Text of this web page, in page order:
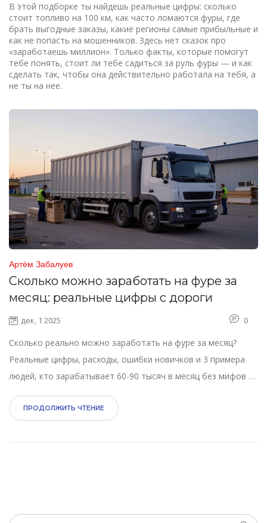
В этой подборке ты найдешь реальные цифры: сколько
стоит топливо на 100 км, как часто ломаются фуры, где
брать выгодные заказы, какие регионы самые прибыльные и
как не попасть на мошенников. Здесь нет сказок про
«заработаешь миллион». Только факты, которые помогут
тебе понять, стоит ли тебе садиться за руль фуры — и как
сделать так, чтобы она действительно работала на тебя, а
не ты на нее.
Артём Забалуев
Сколько можно заработать на фуре за
месяц: реальные цифры с дороги
дек, 1 2025 0
Сколько реально можно заработать на фуре за месяц?
Реальные цифры, расходы, ошибки новичков и 3 примера
людей, кто зарабатывает 60-90 тысяч в месяц без мифов и
ПРОДОЛЖИТЬ ЧТЕНИЕ